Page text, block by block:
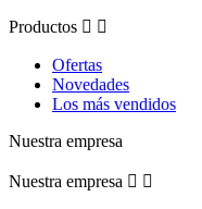
Productos  
Ofertas
Novedades
Los más vendidos
Nuestra empresa
Nuestra empresa  